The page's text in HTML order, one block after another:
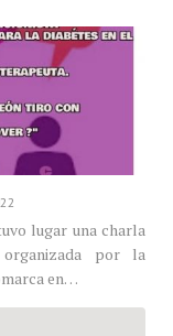
lugar una charla
por la
en…